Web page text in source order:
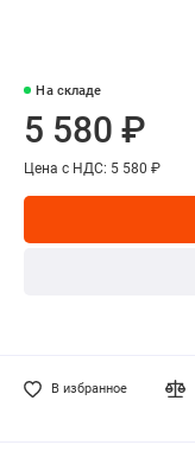
На складе
5 580 ₽
Цена с НДС: 5 580 ₽
В избранное